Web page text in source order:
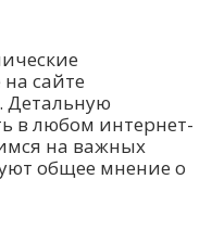
сайте
Детальную
в любом интернет-
на важных
общее мнение о